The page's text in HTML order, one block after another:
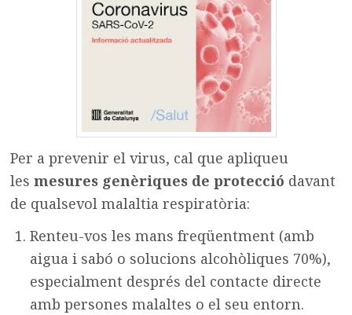
Per a prevenir el virus, cal que apliqueu
lesmesures genèriques de protecció davant
de qualsevol malaltia respiratòria:
Renteu-vos les mans freqüentment (amb
aigua i sabó o solucions alcohòliques 70%),
especialment després del contacte directe
amb persones malaltes o el seu entorn.